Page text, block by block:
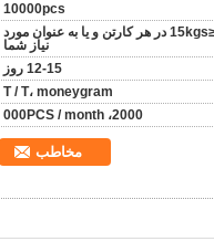
10000pcs
≤15kgs در هر کارتن و یا به عنوان مورد
نیاز شما
12-15 روز
T / T، moneygram
2000، 000PCS / month
مخاطب